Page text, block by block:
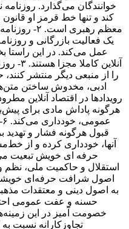
خوانندگان می‌گذارد.
کند و تنها خط قرمز او
معظم رهبری
یک فعالیت بازرگانی و
عمل می‌کند. در این راستا
آنلاین
ادبی، مخدوش ساختن
هرگونه پاداش مادی برای
قبول هرگونه فشار و تهدید
آنها، خودداری کرده و از
استقلال و حاکمیت ملی،
به اصول دینی و معتقدات
حسنه و عفت عمومی
خصومت آمیز در این